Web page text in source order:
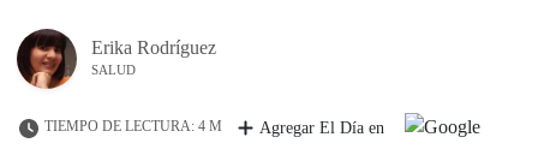
Erika Rodríguez
SALUD
TIEMPO DE LECTURA: 4 M Agregar El Día en